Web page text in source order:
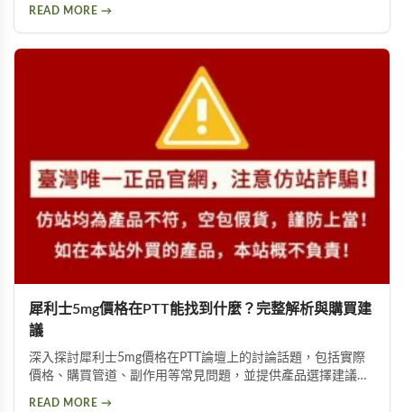
READ MORE →
犀利士5mg價格在PTT能找到什麼？完整解析與購買建
議
深入探討犀利士5mg價格在PTT論壇上的討論話題，包括實際
價格、購買管道、副作用等常見問題，並提供產品選擇建議，
READ MORE →